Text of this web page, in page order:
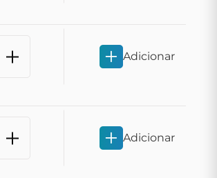
Adicionar
Adicionar